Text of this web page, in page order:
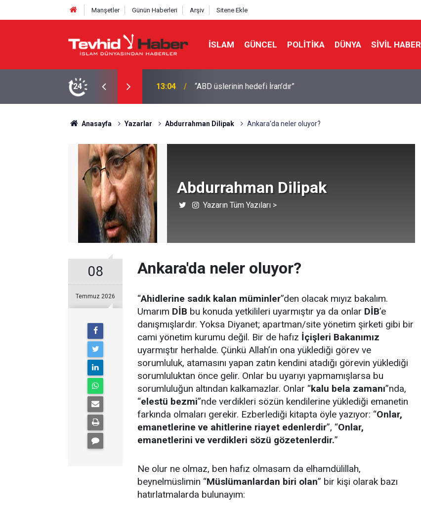
Manşetler Günün Haberleri Arşiv Sitene Ekle
İSLAM GÜNCEL POLITIKA DÜNYA SIVIL HABER
24 12:50 CIA bu ülkede gizli bir görev gücü kurdu
Anasayfa Yazarlar Abdurrahman Dilipak Ankara'da neler oluyor?
Abdurrahman Dilipak
Yazarın Tüm Yazıları >
08
Temmuz 2026
Ankara'da neler oluyor?
“Ahidlerine sadık kalan müminler”den olacak mıyız bakalım.
Umarım DİB bu konuda yetkilileri uyarmıştır ya da onlar DİB’e
danışmışlardır. Yoksa Diyanet; apartman/site yönetim şirketi gibi bir
cami yönetim kurumu değil. Bir de hafız İçişleri Bakanımız
uyarmıştır herhalde. Çünkü Allah’ın ona yüklediği görev ve
sorumluluk, atamasını yapan zatın kendini atadığı görevin yüklediği
sorumluluktan önce gelir. Onlar bu uyarıyı yapmamışlarsa bu
sorumluluğun altından kalkamazlar. Onlar “kalu bela zamanı”nda,
“elestü bezmi”nde verdikleri sözün kendilerine yüklediği emanetin
farkında olmaları gerekir. Ezberlediği kitapta öyle yazıyor: “Onlar,
emanetlerine ve ahitlerine riayet edenlerdir”, “Onlar,
emanetlerini ve verdikleri sözü gözetenlerdir.”
Ne olur ne olmaz, ben hafız olmasam da elhamdülillah,
beynelmüslimin “Müslümanlardan biri olan” bir kişi olarak bazı
hatırlatmalarda bulunayım: